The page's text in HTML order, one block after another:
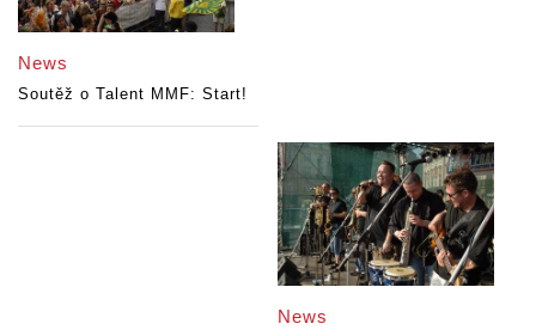
News
Soutěž o Talent MMF: Start!
News